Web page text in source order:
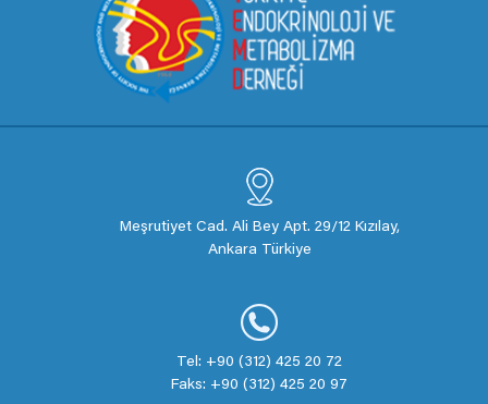
Meşrutiyet Cad. Ali Bey Apt. 29/12 Kızılay,
Ankara Türkiye
Tel: +90 (312) 425 20 72
Faks: +90 (312) 425 20 97